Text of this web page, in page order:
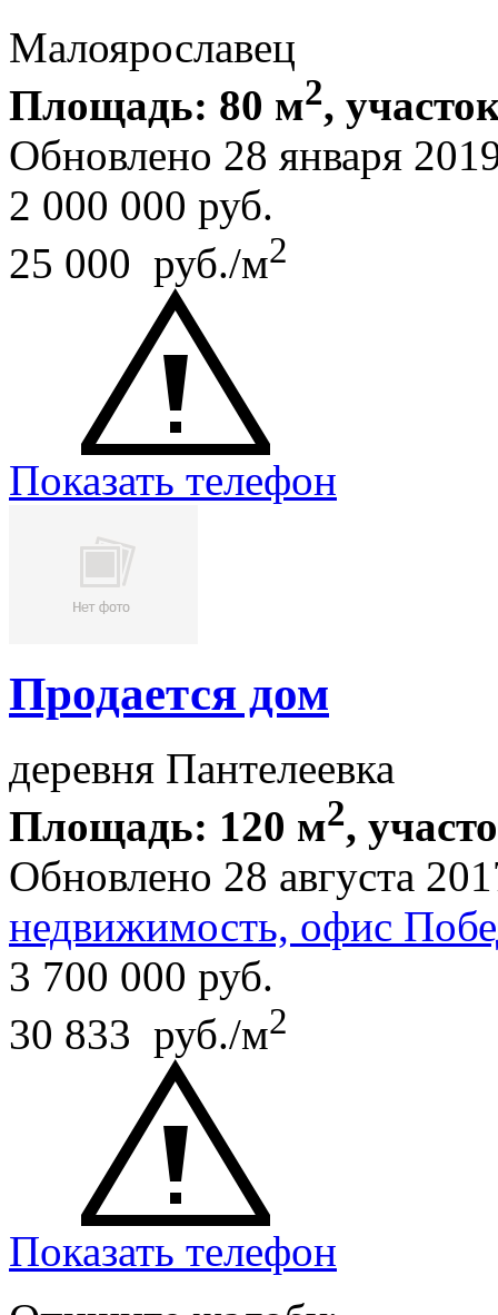
Малоярославец
Площадь: 80 м2,
Обновлено 28 января
2 000 000 руб.
25 000 руб./м2
Показать телефон
Продается дом
деревня Пантелеевка
Площадь: 120 м2,
Обновлено 28 августа
недвижимость, офис
3 700 000 руб.
30 833 руб./м2
Показать телефон